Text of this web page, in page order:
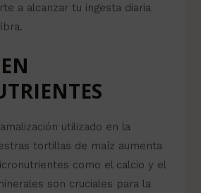
a alcanzar tu ingesta diaria
utilizado en la
tortillas de maíz aumenta
como el calcio y el
son cruciales para la